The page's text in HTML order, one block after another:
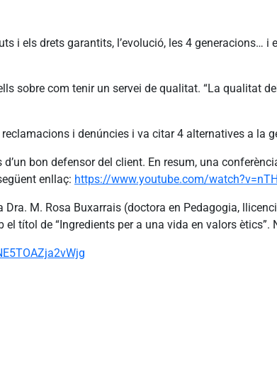
i els drets garantits, l’evolució, les 4 generacions… i
sobre com tenir un servei de qualitat. “La qualitat
i denúncies i va citar 4 alternatives a la
bon defensor del client. En resum, una
enllaç: https://www.youtube.com/
M. Rosa Buxarrais (doctora en Pedagogia,
títol de “Ingredients per a una vida en valors ètics”.